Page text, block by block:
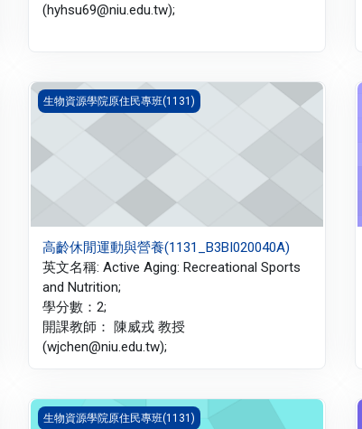
(hyhsu69@niu.edu.tw);
高齡休閒運動與營養(1131_B3BI020040A)
生物資源學院原住民專班(1131)
高齡休閒運動與營養(1131_B3BI020040A)
英文名稱: Active Aging: Recreational Sports
and Nutrition;
學分數：2;
開課教師： 陳威戎 教授
(wjchen@niu.edu.tw);
部落生態旅遊(1131_B3BI020030A)
生物資源學院原住民專班(1131)